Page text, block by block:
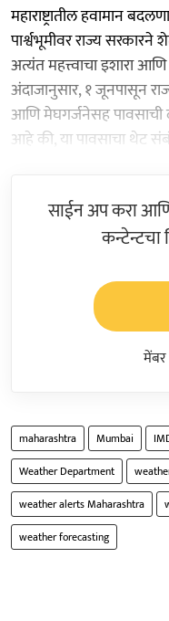
महाराष्ट्रातील हवामान
पार्श्वभूमीवर राज्य
अत्यंत महत्त्वाचा इशारा
अंदाजानुसार, १ जूनपासून
आणि मेघगर्जनेसह पावसाची
आहे की, या पावसाचा थेट
साईन अप करा
maharashtra Mumbai
Weather Department
weather alerts Maharashtra
weather forecasting